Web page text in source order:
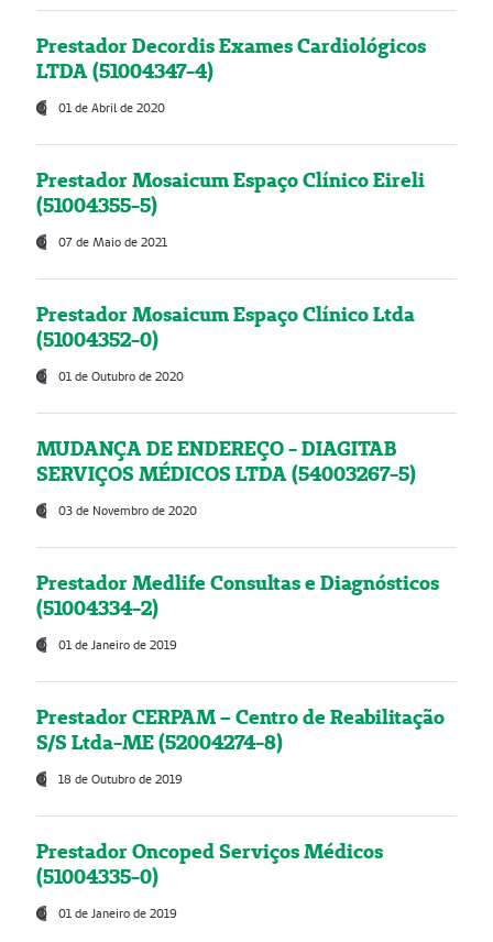
Prestador Decordis Exames Cardiológicos
LTDA (51004347-4)
01 de Abril de 2020
Prestador Mosaicum Espaço Clínico Eireli
(51004355-5)
07 de Maio de 2021
Prestador Mosaicum Espaço Clínico Ltda
(51004352-0)
01 de Outubro de 2020
MUDANÇA DE ENDEREÇO - DIAGITAB
SERVIÇOS MÉDICOS LTDA (54003267-5)
03 de Novembro de 2020
Prestador Medlife Consultas e Diagnósticos
(51004334-2)
01 de Janeiro de 2019
Prestador CERPAM – Centro de Reabilitação
S/S Ltda-ME (52004274-8)
18 de Outubro de 2019
Prestador Oncoped Serviços Médicos
(51004335-0)
01 de Janeiro de 2019